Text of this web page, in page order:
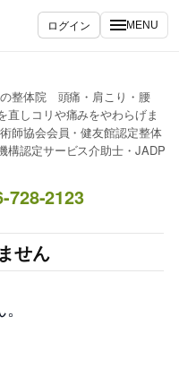
ログイン MENU
整体院 頭痛・肩こり・腰
直しコリや痛みをやわらげま
協会会員・健友館認定整体
構認定サービス介助士・JADP
728-2123
せん